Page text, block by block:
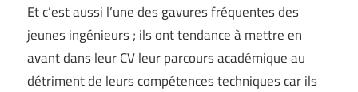
Et c’est aussi l’une des gavures fréquentes des
jeunes ingénieurs ; ils ont tendance à mettre en
avant dans leur CV leur parcours académique au
détriment de leurs compétences techniques car ils